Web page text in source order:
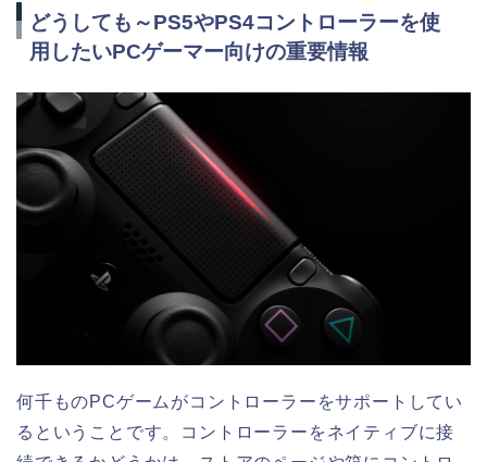
どうしても～PS5やPS4コントローラーを使
用したいPCゲーマー向けの重要情報
何千ものPCゲームがコントローラーをサポートしてい
るということです。コントローラーをネイティブに接